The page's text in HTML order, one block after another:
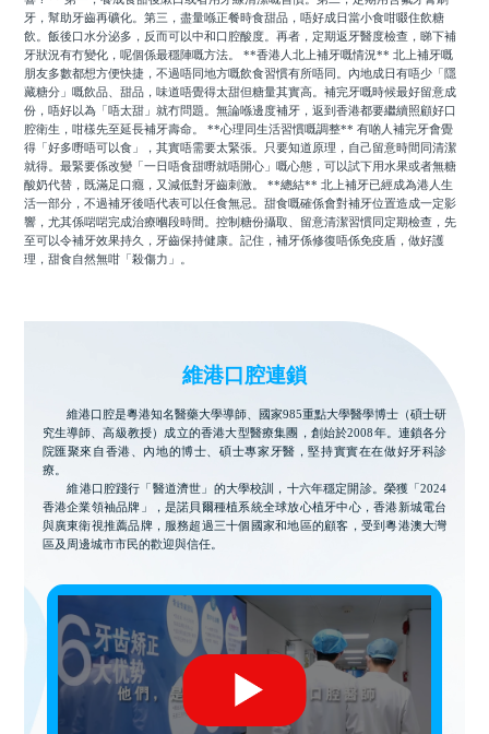
牙，幫助牙齒再礦化。第三，盡量喺正餐時食甜品，唔好成日當小食咁啜住飲糖
飲。飯後口水分泌多，反而可以中和口腔酸度。再者，定期返牙醫度檢查，睇下補
牙狀況有冇變化，呢個係最穩陣嘅方法。 **香港人北上補牙嘅情況** 北上補牙嘅
朋友多數都想方便快捷，不過唔同地方嘅飲食習慣有所唔同。內地成日有唔少「隱
藏糖分」嘅飲品、甜品，味道唔覺得太甜但糖量其實高。補完牙嘅時候最好留意成
份，唔好以為「唔太甜」就冇問題。無論喺邊度補牙，返到香港都要繼續照顧好口
腔衛生，咁樣先至延長補牙壽命。 **心理同生活習慣嘅調整** 有啲人補完牙會覺
得「好多嘢唔可以食」，其實唔需要太緊張。只要知道原理，自己留意時間同清潔
就得。最緊要係改變「一日唔食甜嘢就唔開心」嘅心態，可以試下用水果或者無糖
酸奶代替，既滿足口癮，又減低對牙齒刺激。 **總結** 北上補牙已經成為港人生
活一部分，不過補牙後唔代表可以任食無忌。甜食嘅確係會對補牙位置造成一定影
響，尤其係啱啱完成治療嗰段時間。控制糖份攝取、留意清潔習慣同定期檢查，先
至可以令補牙效果持久，牙齒保持健康。記住，補牙係修復唔係免疫盾，做好護
理，甜食自然無咁「殺傷力」。
維港口腔連鎖
維港口腔是粵港知名醫藥大學導師、國家985重點大學醫學博士（碩士研
究生導師、高級教授）成立的香港大型醫療集團，創始於2008年。連鎖各分
院匯聚來自香港、內地的博士、碩士專家牙醫，堅持實實在在做好牙科診
療。
維港口腔踐行「醫道濟世」的大學校訓，十六年穩定開診。榮獲「2024
香港企業領袖品牌」，是諾貝爾種植系統全球放心植牙中心，香港新城電台
與廣東衛視推薦品牌，服務超過三十個國家和地區的顧客，受到粵港澳大灣
區及周邊城市市民的歡迎與信任。